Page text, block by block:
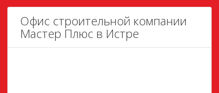
Офис строительной компании
Мастер Плюс в Истре